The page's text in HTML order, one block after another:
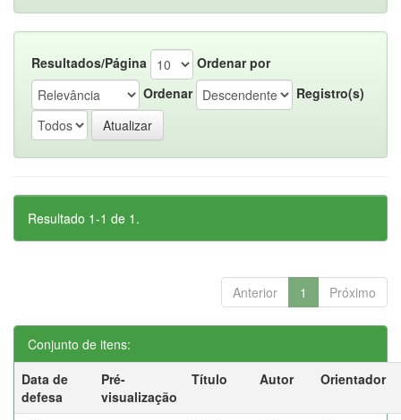
Resultados/Página
Ordenar por
Ordenar
Registro(s)
Resultado 1-1 de 1.
Anterior 1 Próximo
Conjunto de itens:
Data de
defesa
Pré-
visualização
Título Autor Orientador